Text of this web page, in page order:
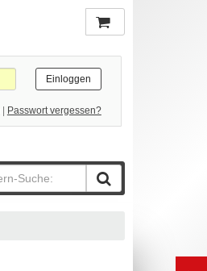
Passwort vergessen?